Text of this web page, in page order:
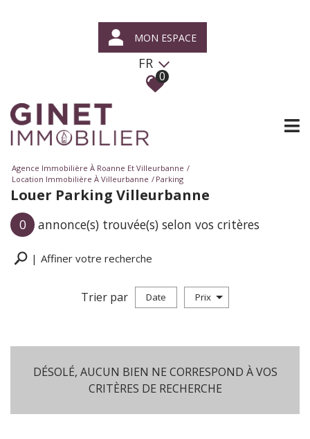
MON ESPACE
FR
0
Agence Immobilière À Roanne Et Villeurbanne
Location Immobilière À Villeurbanne
Parking
Louer Parking Villeurbanne
0 annonce(s) trouvée(s) selon vos critères
Affiner votre recherche
Trier par Date Prix
DÉSOLÉ, AUCUN BIEN NE CORRESPOND À VOS
CRITÈRES DE RECHERCHE